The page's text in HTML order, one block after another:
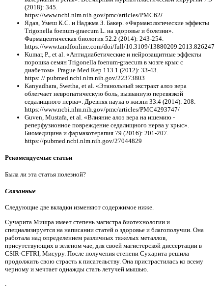
(2018): 345.
https://www.ncbi.nlm.nih.gov/pmc/articles/PMC62/
Ядав, Умеш К.С. и Наджма З. Бакер. «Фармакологические эффекты
Trigonella foenum-graecum L. на здоровье и болезни».
Фармацевтическая биология 52.2 (2014): 243-254.
https://www.tandfonline.com/doi/full/10.3109/13880209.2013.826247
Kumar, P., et al. «Антидиабетические и нейрозащитные эффекты
порошка семян Trigonella foenum-graecum в мозге крыс с
диабетом». Prague Med Rep 113.1 (2012): 33-43.
https: // pubmed.ncbi.nlm.nih.gov/22373803
Kanyadhara, Swetha, et al. «Этанольный экстракт алоэ вера
облегчает невропатическую боль, вызванную перевязкой
седалищного нерва». Древняя наука о жизни 33.4 (2014): 208.
https://www.ncbi.nlm.nih.gov/pmc/articles/PMC4293747/
Guven, Mustafa, et al. «Влияние алоэ вера на ишемию -
реперфузионное повреждение седалищного нерва у крыс».
Биомедицина и фармакотерапия 79 (2016): 201-207.
https://pubmed.ncbi.nlm.nih.gov/27044829
Рекомендуемые статьи
Была ли эта статья полезной?
Связанные
Следующие две вкладки изменяют содержимое ниже.
Сучарита Мишра имеет степень магистра биотехнологии и
специализируется на написании статей о здоровье и благополучии. Она
работала над определением различных тяжелых металлов,
присутствующих в зеленом чае, для своей магистерской диссертации в
CSIR-CFTRI, Мисуру. После получения степени Сухарита решила
продолжить свою страсть к писательству. Она пристрастилась ко всему
черному и мечтает однажды стать летучей мышью.